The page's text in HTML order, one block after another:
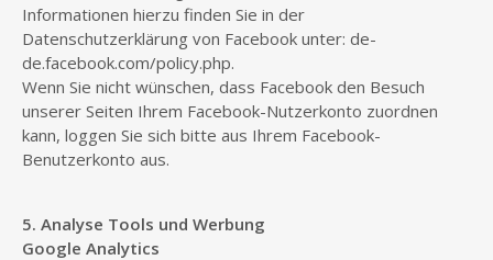
Informationen hierzu finden Sie in der
Datenschutzerklärung von Facebook unter: de-
de.facebook.com/policy.php.
Wenn Sie nicht wünschen, dass Facebook den Besuch
unserer Seiten Ihrem Facebook-Nutzerkonto zuordnen
kann, loggen Sie sich bitte aus Ihrem Facebook-
Benutzerkonto aus.
5. Analyse Tools und Werbung
Google Analytics